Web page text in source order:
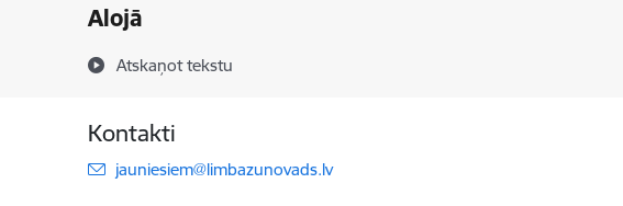
Alojā
Atskaņot tekstu
Kontakti
E-pasts:
jauniesiem@limbazunovads.lv